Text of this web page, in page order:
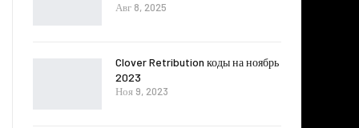
Авг 8, 2025
Clover Retribution коды на ноябрь
2023
Ноя 9, 2023